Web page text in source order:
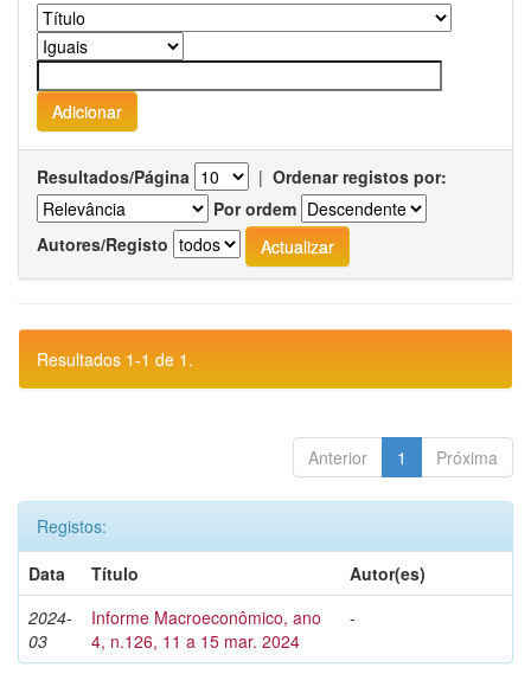
Resultados/Página | Ordenar registos por:
Por ordem
Autores/Registo
Resultados 1-1 de 1.
Anterior 1 Próxima
Registos:
Data
Título
Autor(es)
2024-
03
Informe Macroeconômico, ano
4, n.126, 11 a 15 mar. 2024
-